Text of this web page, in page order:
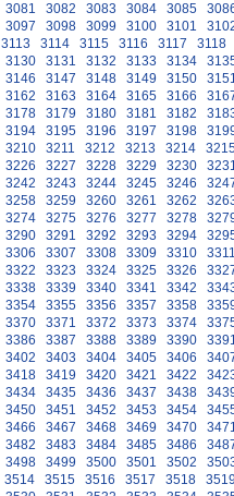
3081 3082 3083 3084 3085
3097 3098 3099 3100 3101
3113 3114 3115 3116 3117
3118
3130 3131 3132 3133 3134
3146 3147 3148 3149 3150
3162 3163 3164 3165 3166
3178 3179 3180 3181 3182
3194 3195 3196 3197 3198
3210 3211 3212 3213 3214
3226 3227 3228 3229 3230
3242 3243 3244 3245 3246
3258 3259 3260 3261 3262
3274 3275 3276 3277 3278
3290 3291 3292 3293 3294
3306 3307 3308 3309 3310
3322 3323 3324 3325 3326
3338 3339 3340 3341 3342
3354 3355 3356 3357 3358
3370 3371 3372 3373 3374
3386 3387 3388 3389 3390
3402 3403 3404 3405 3406
3418 3419 3420 3421 3422
3434 3435 3436 3437 3438
3450 3451 3452 3453 3454
3466 3467 3468 3469 3470
3482 3483 3484 3485 3486
3498 3499 3500 3501 3502
3514 3515 3516 3517 3518